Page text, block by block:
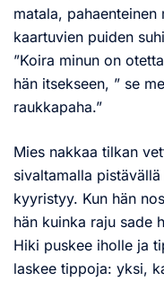
matala,
kaartuvien puiden
”Koira minun on
hän itsekseen, ” se
raukkapaha.”
Mies nakkaa tilkan
sivaltamalla
kyyristyy. Kun hän
hän kuinka raju sade
Hiki puskee iholle ja
laskee tippoja: yksi,